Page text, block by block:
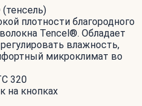
плотности благородного
Tencel®. Обладает
влажность,
микроклимат во
320
на кнопках